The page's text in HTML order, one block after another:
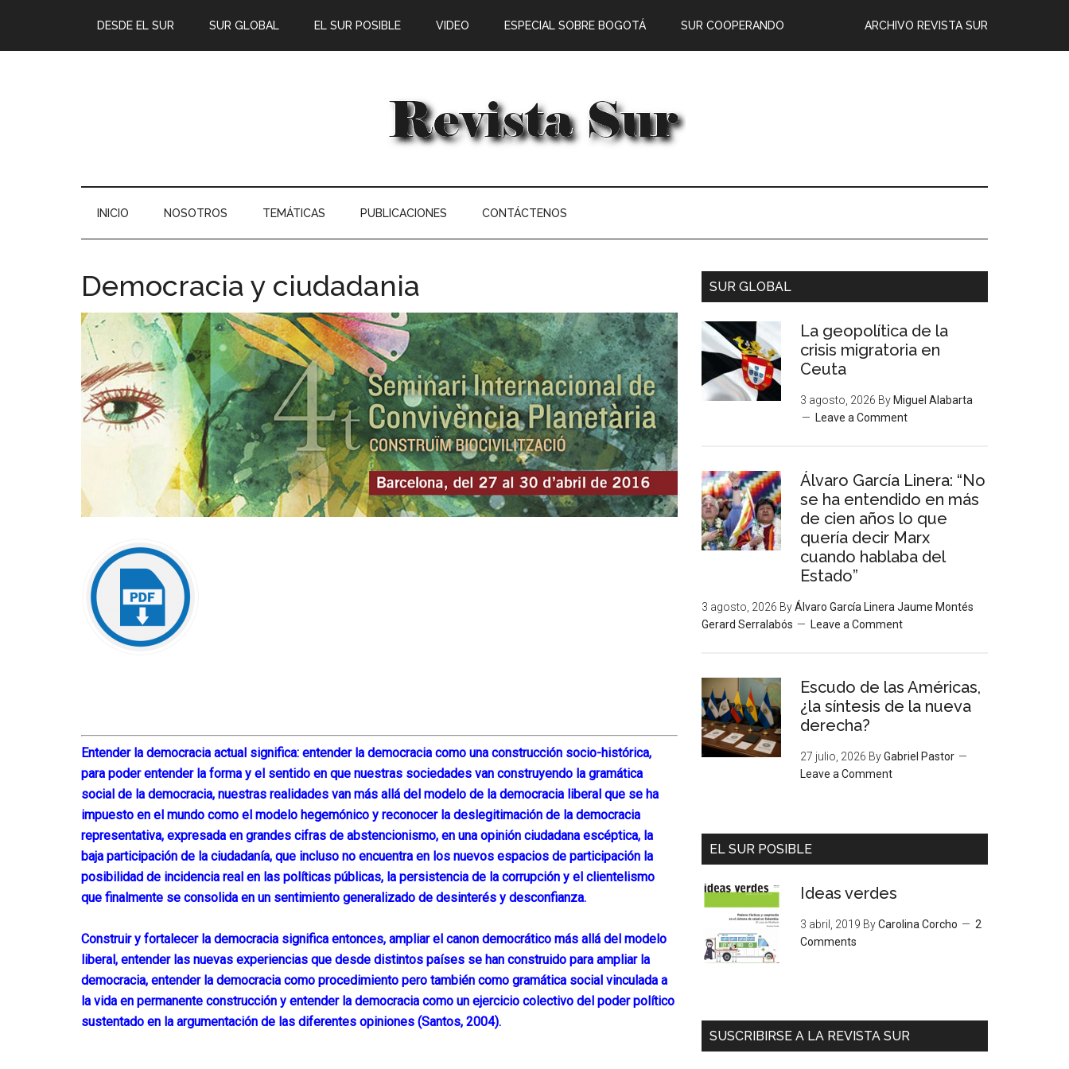
DESDE EL SUR SUR GLOBAL EL SUR POSIBLE ARCHIVO REVISTA SUR
VIDEO ESPECIAL SOBRE BOGOTÁ SUR COOPERANDO
INICIO NOSOTROS TEMÁTICAS PUBLICACIONES CONTÁCTENOS
Democracia y ciudadania
Entender la democracia actual significa: entender la democracia como una construcción socio-histórica,
para poder entender la forma y el sentido en que nuestras sociedades van construyendo la gramática
social de la democracia, nuestras realidades van más allá del modelo de la democracia liberal que se ha
impuesto en el mundo como el modelo hegemónico y reconocer la deslegitimación de la democracia
representativa, expresada en grandes cifras de abstencionismo, en una opinión ciudadana escéptica, la
baja participación de la ciudadanía, que incluso no encuentra en los nuevos espacios de participación la
posibilidad de incidencia real en las políticas públicas, la persistencia de la corrupción y el clientelismo
que finalmente se consolida en un sentimiento generalizado de desinterés y desconfianza.
Construir y fortalecer la democracia significa entonces, ampliar el canon democrático más allá del modelo
liberal, entender las nuevas experiencias que desde distintos países se han construido para ampliar la
democracia, entender la democracia como procedimiento pero también como gramática social vinculada a
la vida en permanente construcción y entender la democracia como un ejercicio colectivo del poder político
sustentado en la argumentación de las diferentes opiniones (Santos, 2004).
SUR GLOBAL
La geopolítica de la
crisis migratoria en
Ceuta
3 agosto, 2026 By Miguel Alabarta
Leave a Comment
Álvaro García Linera: “No
se ha entendido en más
de cien años lo que
quería decir Marx
cuando hablaba del
Estado”
3 agosto, 2026 ByÁlvaro García Linera Jaume Montés
Gerard Serralabós
Leave a Comment
Escudo de las Américas,
¿la síntesis de la nueva
derecha?
27 julio, 2026 ByGabriel Pastor
Leave a Comment
EL SUR POSIBLE
Ideas verdes
3 abril, 2019 ByCarolina Corcho
2
Comments
SUSCRIBIRSE A LA REVISTA SUR